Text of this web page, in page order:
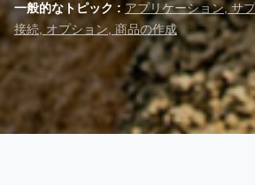
一般的なトピック : アプリケーション サ
接続 オプション 商品の作成